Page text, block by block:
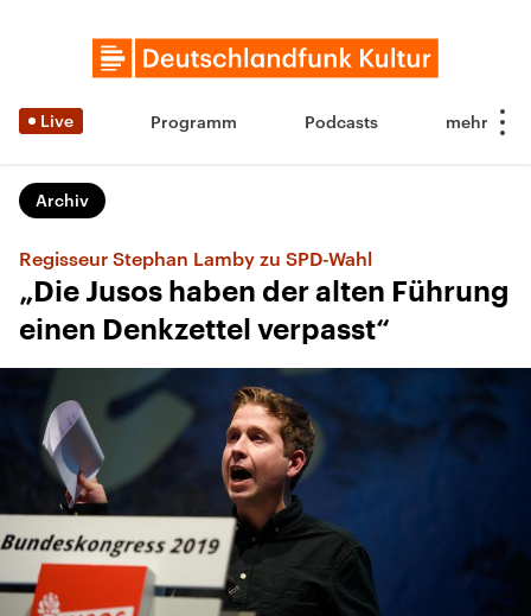
Live Programm Podcasts
Archiv
Regisseur Stephan Lamby zu SPD-Wahl
„Die Jusos haben der alten Führung
einen Denkzettel verpasst“